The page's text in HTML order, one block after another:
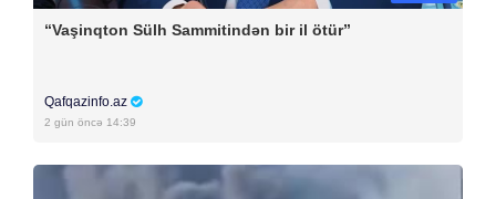
“Vaşinqton Sülh Sammitindən bir il ötür”
Qafqazinfo.az
2 gün öncə 14:39